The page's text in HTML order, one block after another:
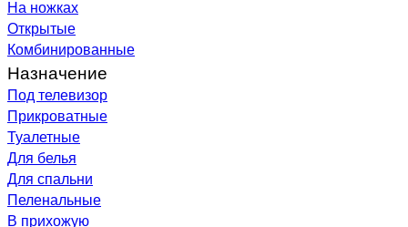
На ножках
Открытые
Комбинированные
Назначение
Под телевизор
Прикроватные
Туалетные
Для белья
Для спальни
Пеленальные
В прихожую